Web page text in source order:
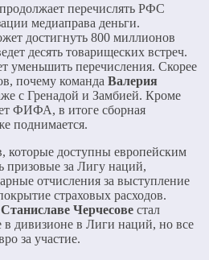
перечислять РФС
медиаправа деньги.
достигнуть 800 миллионов
десять товарищеских встреч.
перечисления. Скорее
почему команда Валерия
с Гренадой и Замбией. Кроме
ФИФА, в итоге сборная
поднимается.
которые доступны европейским
призовые за Лигу наций,
отчисления за выступление
страховых расходов.
Станиславе Черчесове стал
в дивизионе в Лиги наций, но все
за участие.